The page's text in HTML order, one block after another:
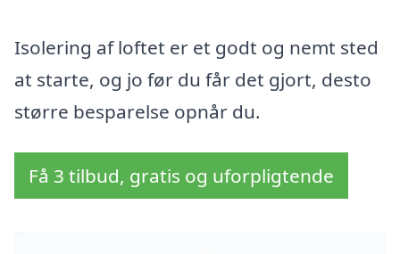
Isolering af loftet er et godt og nemt sted
at starte, og jo før du får det gjort, desto
større besparelse opnår du.
Få 3 tilbud, gratis og uforpligtende